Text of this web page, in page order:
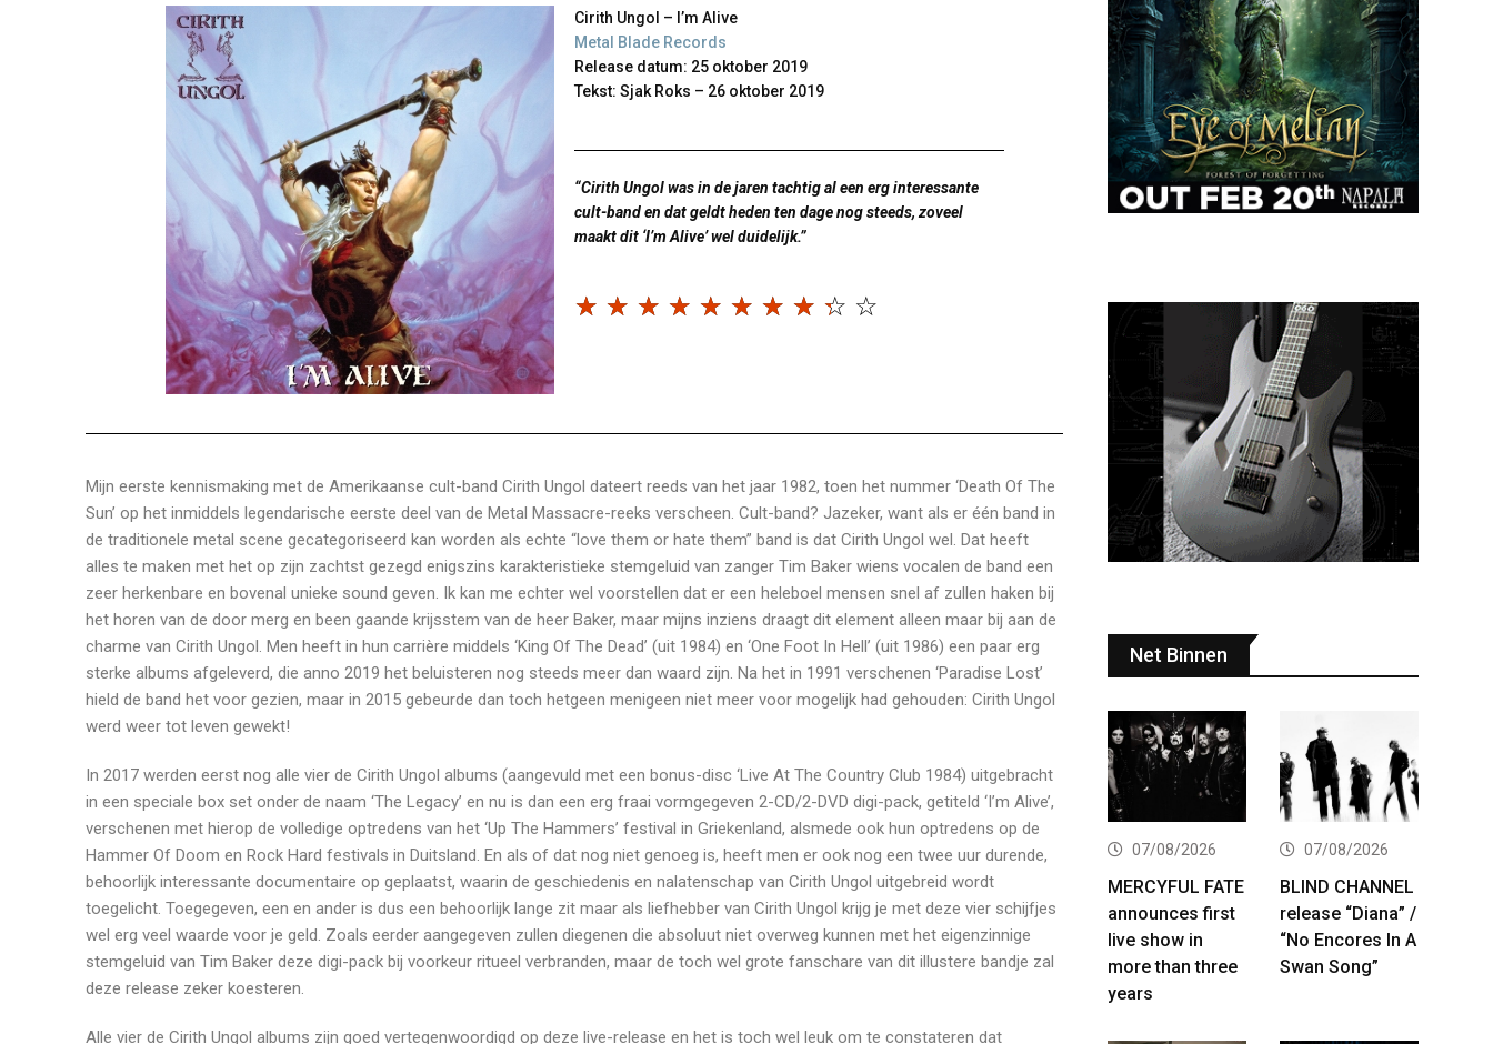
Cirith Ungol – I’m Alive
Metal Blade Records
Release datum: 25 oktober 2019
Tekst: Sjak Roks – 26 oktober 2019
“Cirith Ungol was in de jaren tachtig al een erg interessante
cult-band en dat geldt heden ten dage nog steeds, zoveel
maakt dit ‘I’m Alive’ wel duidelijk.”
☆ ☆ ☆ ☆ ☆ ☆ ☆ ☆ ☆ ☆
Mijn eerste kennismaking met de Amerikaanse cult-band Cirith Ungol dateert reeds van het jaar 1982, toen het nummer ‘Death Of The
Sun’ op het inmiddels legendarische eerste deel van de Metal Massacre-reeks verscheen. Cult-band? Jazeker, want als er één band in
de traditionele metal scene gecategoriseerd kan worden als echte “love them or hate them” band is dat Cirith Ungol wel. Dat heeft
alles te maken met het op zijn zachtst gezegd enigszins karakteristieke stemgeluid van zanger Tim Baker wiens vocalen de band een
zeer herkenbare en bovenal unieke sound geven. Ik kan me echter wel voorstellen dat er een heleboel mensen snel af zullen haken bij
het horen van de door merg en been gaande krijsstem van de heer Baker, maar mijns inziens draagt dit element alleen maar bij aan de
charme van Cirith Ungol. Men heeft in hun carrière middels ‘King Of The Dead’ (uit 1984) en ‘One Foot In Hell’ (uit 1986) een paar erg
sterke albums afgeleverd, die anno 2019 het beluisteren nog steeds meer dan waard zijn. Na het in 1991 verschenen ‘Paradise Lost’
hield de band het voor gezien, maar in 2015 gebeurde dan toch hetgeen menigeen niet meer voor mogelijk had gehouden: Cirith Ungol
werd weer tot leven gewekt!
In 2017 werden eerst nog alle vier de Cirith Ungol albums (aangevuld met een bonus-disc ‘Live At The Country Club 1984) uitgebracht
in een speciale box set onder de naam ‘The Legacy’ en nu is dan een erg fraai vormgegeven 2-CD/2-DVD digi-pack, getiteld ‘I’m Alive’,
verschenen met hierop de volledige optredens van het ‘Up The Hammers’ festival in Griekenland, alsmede ook hun optredens op de
Hammer Of Doom en Rock Hard festivals in Duitsland. En als of dat nog niet genoeg is, heeft men er ook nog een twee uur durende,
behoorlijk interessante documentaire op geplaatst, waarin de geschiedenis en nalatenschap van Cirith Ungol uitgebreid wordt
toegelicht. Toegegeven, een en ander is dus een behoorlijk lange zit maar als liefhebber van Cirith Ungol krijg je met deze vier schijfjes
wel erg veel waarde voor je geld. Zoals eerder aangegeven zullen diegenen die absoluut niet overweg kunnen met het eigenzinnige
stemgeluid van Tim Baker deze digi-pack bij voorkeur ritueel verbranden, maar de toch wel grote fanschare van dit illustere bandje zal
deze release zeker koesteren.
Alle vier de Cirith Ungol albums zijn goed vertegenwoordigd op deze live-release en het is toch wel leuk om te constateren dat
Net Binnen
07/08/2026
MERCYFUL FATE
announces first
live show in
more than three
years
07/08/2026
BLIND CHANNEL
release “Diana” /
“No Encores In A
Swan Song”